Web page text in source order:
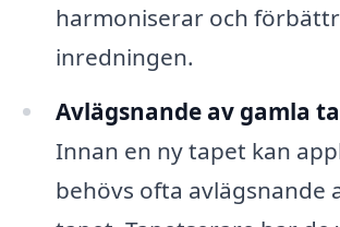
harmoniserar och
inredningen.
Avlägsnande av gamla
Innan en ny tapet kan
behövs ofta avlägsnande